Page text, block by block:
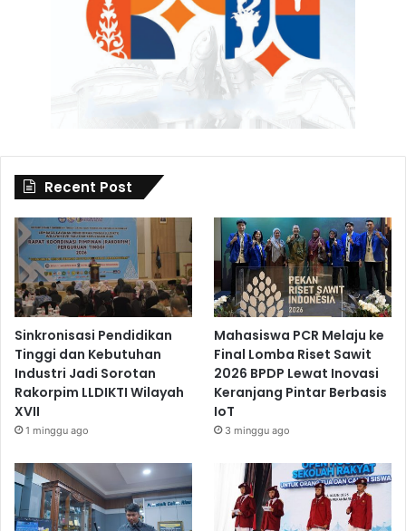
Recent Post
Sinkronisasi Pendidikan
Tinggi dan Kebutuhan
Industri Jadi Sorotan
Rakorpim LLDIKTI Wilayah
XVII
1 minggu ago
Mahasiswa PCR Melaju ke
Final Lomba Riset Sawit
2026 BPDP Lewat Inovasi
Keranjang Pintar Berbasis
IoT
3 minggu ago